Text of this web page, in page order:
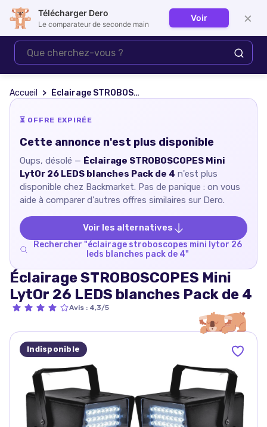
Se connecter
Accueil Éclairage STROBOSCOPES Mini LytOr 26 LEDS blanches Pack de 4
⏳ OFFRE EXPIRÉE
Cette annonce n'est plus disponible
Oups, désolé — Éclairage STROBOSCOPES Mini
LytOr 26 LEDS blanches Pack de 4 n'est plus
disponible chez Backmarket. Pas de panique : on vous
aide à comparer d'autres offres similaires sur Dero.
Voir les alternatives
Rechercher "éclairage stroboscopes mini lytor 26
leds blanches pack de 4"
Éclairage STROBOSCOPES Mini
LytOr 26 LEDS blanches Pack de 4
Avis : 4,3/5
Indisponible
Télécharger Dero
Le comparateur de seconde main
Voir ×